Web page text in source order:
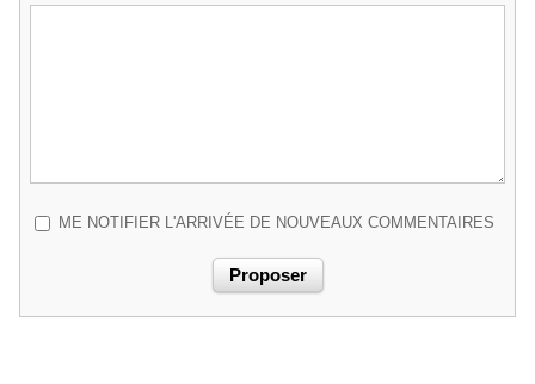
ME NOTIFIER L'ARRIVÉE DE NOUVEAUX COMMENTAIRES